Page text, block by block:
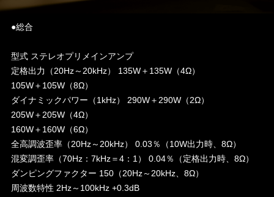
●総合
型式 ステレオプリメインアンプ
定格出力（20Hz～20kHz） 135W＋135W（4Ω）
105W＋105W（8Ω）
ダイナミックパワー（1kHz） 290W＋290W（2Ω）
205W＋205W（4Ω）
160W＋160W（6Ω）
全高調波歪率（20Hz～20kHz） 0.03％（10W出力時、8Ω）
混変調歪率（70Hz：7kHz＝4：1） 0.04％（定格出力時、8Ω）
ダンピングファクター 150（20Hz～20kHz、8Ω）
周波数特性 2Hz～100kHz +0.3dB